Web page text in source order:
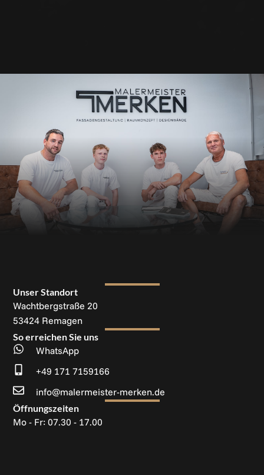
Unser Standort
Wachtbergstraße 20
53424 Remagen
So erreichen Sie uns
WhatsApp
+49 171 7159166
info@malermeister-merken.de
Öffnungszeiten
Mo - Fr: 07.30 - 17.00